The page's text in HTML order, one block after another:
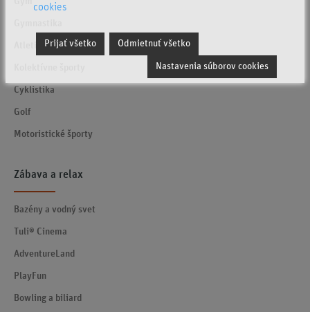
Atletika
Cyklistika
Golf
Motoristické športy
Zábava a relax
Bazény a vodný svet
Tuli® Cinema
AdventureLand
PlayFun
Bowling a biliard
cookies
Prijať všetko Odmietnuť všetko
Nastavenia súborov cookies